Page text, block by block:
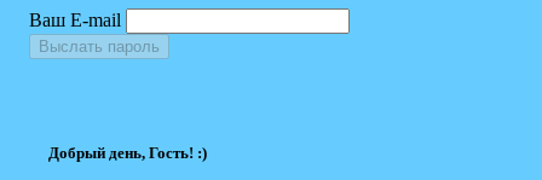
Ваш E-mail
Выслать пароль
Добрый день, Гость! :)